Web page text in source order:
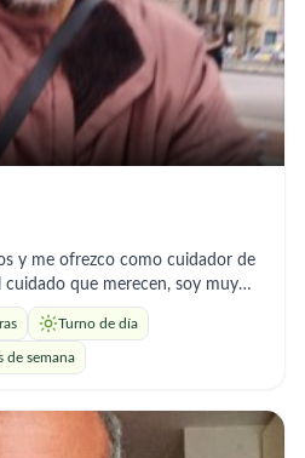
y me ofrezco como cuidador de
cuidado que merecen, soy muy
salud de las personas cual fuese
que estén tranquilas y seguras,
Turno de día
de semana